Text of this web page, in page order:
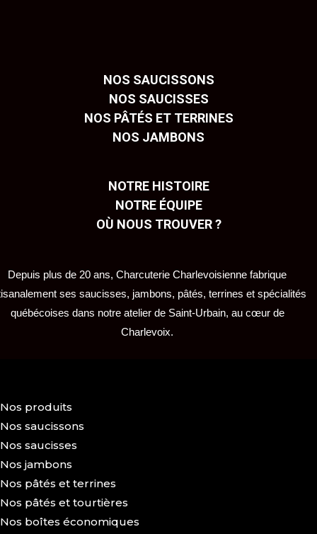
NOS SAUCISSONS
NOS SAUCISSES
NOS PÂTÉS ET TERRINES
NOS JAMBONS
NOTRE HISTOIRE
NOTRE ÉQUIPE
OÙ NOUS TROUVER ?
Depuis plus de 20 ans, Charcuterie Charlevoisienne fabrique
ses saucisses, jambons, pâtés, terrines et spécialités
québécoises dans notre atelier de Saint-Urbain, au cœur de
Charlevoix.
Nos produits
Nos saucissons
Nos saucisses
Nos jambons
Nos pâtés et terrines
Nos pâtés et tourtières
Nos boîtes économiques